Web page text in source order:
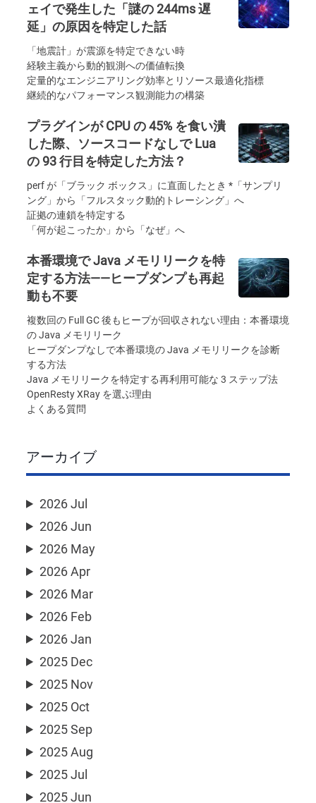
ェイで発生した「謎の 244ms 遅
延」の原因を特定した話
「地震計」が震源を特定できない時
経験主義から動的観測への価値転換
定量的なエンジニアリング効率とリソース最適化指標
継続的なパフォーマンス観測能力の構築
プラグインが CPU の 45% を食い潰
した際、ソースコードなしで Lua
の 93 行目を特定した方法？
perf が「ブラック ボックス」に直面したとき *「サンプリ
ング」から「フルスタック動的トレーシング」へ
証拠の連鎖を特定する
「何が起こったか」から「なぜ」へ
本番環境で Java メモリリークを特
定する方法——ヒープダンプも再起
動も不要
複数回の Full GC 後もヒープが回収されない理由：本番環境
の Java メモリリーク
ヒープダンプなしで本番環境の Java メモリリークを診断
する方法
Java メモリリークを特定する再利用可能な 3 ステップ法
OpenResty XRay を選ぶ理由
よくある質問
アーカイブ
2026 Jul
2026 Jun
2026 May
2026 Apr
2026 Mar
2026 Feb
2026 Jan
2025 Dec
2025 Nov
2025 Oct
2025 Sep
2025 Aug
2025 Jul
2025 Jun